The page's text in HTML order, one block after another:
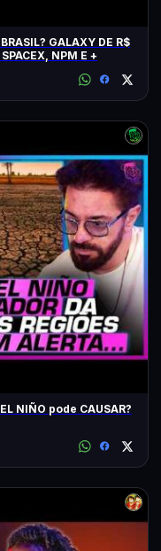
GALAXY DE R$
20 MIL? CHATGPT, GTA 6, SWITCH, SPACEX, NPM E +
NIÑO pode CAUSAR?